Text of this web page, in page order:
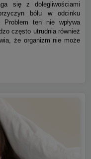
się z dolegliwościami
bólu w odcinku
Problem ten nie wpływa
często utrudnia również
że organizm nie może